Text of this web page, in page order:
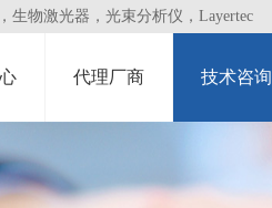
生物激光器，光束分析仪，Layertec
代理厂商 技术咨询